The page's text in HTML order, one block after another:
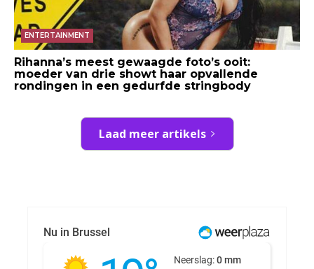
ENTERTAINMENT
Rihanna’s meest gewaagde foto’s ooit:
moeder van drie showt haar opvallende
rondingen in een gedurfde stringbody
Laad meer artikels